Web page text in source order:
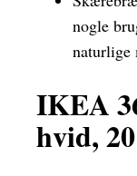
nogle
naturlige
IKEA
hvid,